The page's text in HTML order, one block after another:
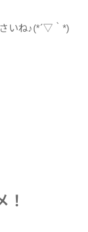
いね♪(*´▽｀*)
！